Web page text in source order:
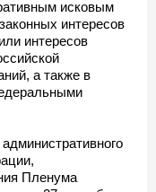
исковым
интересов
интересов
а также в
Пленума